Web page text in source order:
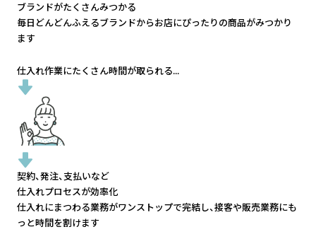
ブランドがたくさんみつかる
毎日どんどんふえるブランドからお店にぴったりの商品がみつかり
ます
仕入れ作業にたくさん時間が取られる...
契約、発注、支払いなど
仕入れプロセスが効率化
仕入れにまつわる業務がワンストップで完結し、接客や販売業務にも
っと時間を割けます